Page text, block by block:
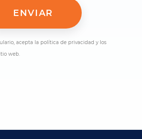
acepta la política de privacidad y los
web.